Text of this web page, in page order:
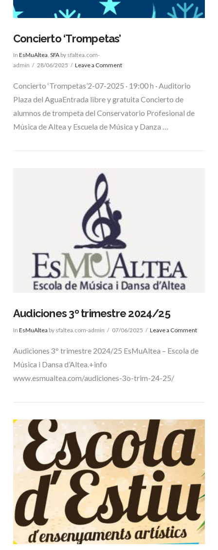
VIEW POST
Concierto ‘Trompetas’
In EsMuAltea, SFAby sfaltea.com-
admin
28/06/2025 Leave a Comment
Concierto ‘Trompetas’2-07-2025 · 19:00 h · Auditorio
Plaza del AguaEntrada libre y gratuita Concierto de
alumnos de trompeta del Conservatorio Profesional de
Música de Altea y Escuela de Música y Danza …
VIEW POST
Audiciones 3º trimestre 2024/25
In EsMuAltea by sfaltea.com-admin 07/06/2025 Leave a Comment
Audiciones 3º trimestre 2024/25 EsMuAltea – Escola de
Música i Dansa d’Altea.+info
www.esmualtea.com/audiciones-3o-trim-24-25/